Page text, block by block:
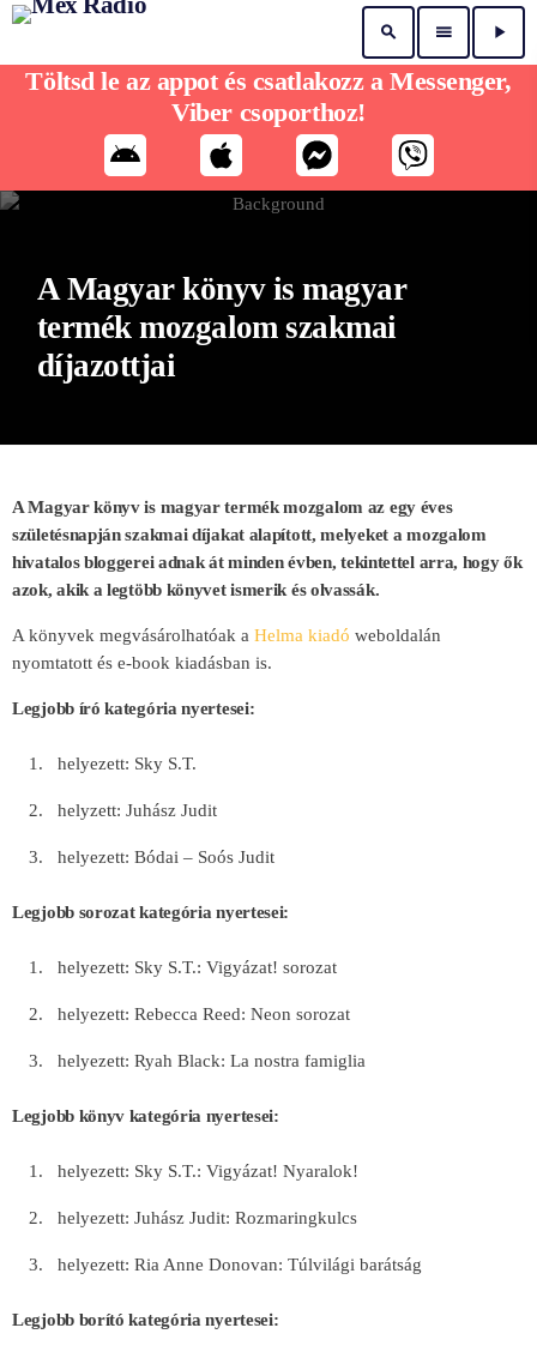
search menu play_arrow
A Magyar könyv is magyar
termék mozgalom szakmai
díjazottjai
A Magyar könyv is magyar termék mozgalom az egy éves
születésnapján szakmai díjakat alapított, melyeket a mozgalom
hivatalos bloggerei adnak át minden évben, tekintettel arra, hogy ők
azok, akik a legtöbb könyvet ismerik és olvassák.
A könyvek megvásárolhatóak a Helma kiadó weboldalán
nyomtatott és e-book kiadásban is.
Legjobb író kategória nyertesei:
helyezett: Sky S.T.
helyzett: Juhász Judit
helyezett: Bódai – Soós Judit
Legjobb sorozat kategória nyertesei:
helyezett: Sky S.T.: Vigyázat! sorozat
helyezett: Rebecca Reed: Neon sorozat
helyezett: Ryah Black: La nostra famiglia
Legjobb könyv kategória nyertesei:
helyezett: Sky S.T.: Vigyázat! Nyaralok!
helyezett: Juhász Judit: Rozmaringkulcs
helyezett: Ria Anne Donovan: Túlvilági barátság
Legjobb borító kategória nyertesei:
Töltsd le az appot és csatlakozz a Messenger,
Viber csoporthoz!